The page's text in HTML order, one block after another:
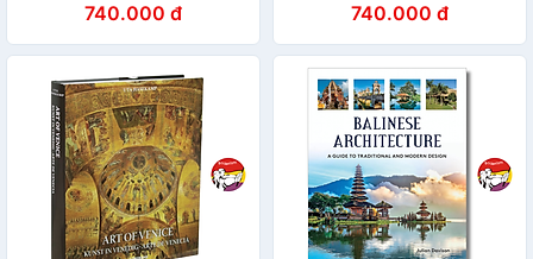
Nhập khẩu / Kiến trúc
740.000 đ
Nhập khẩu UK / Nghệ thuật
740.000 đ